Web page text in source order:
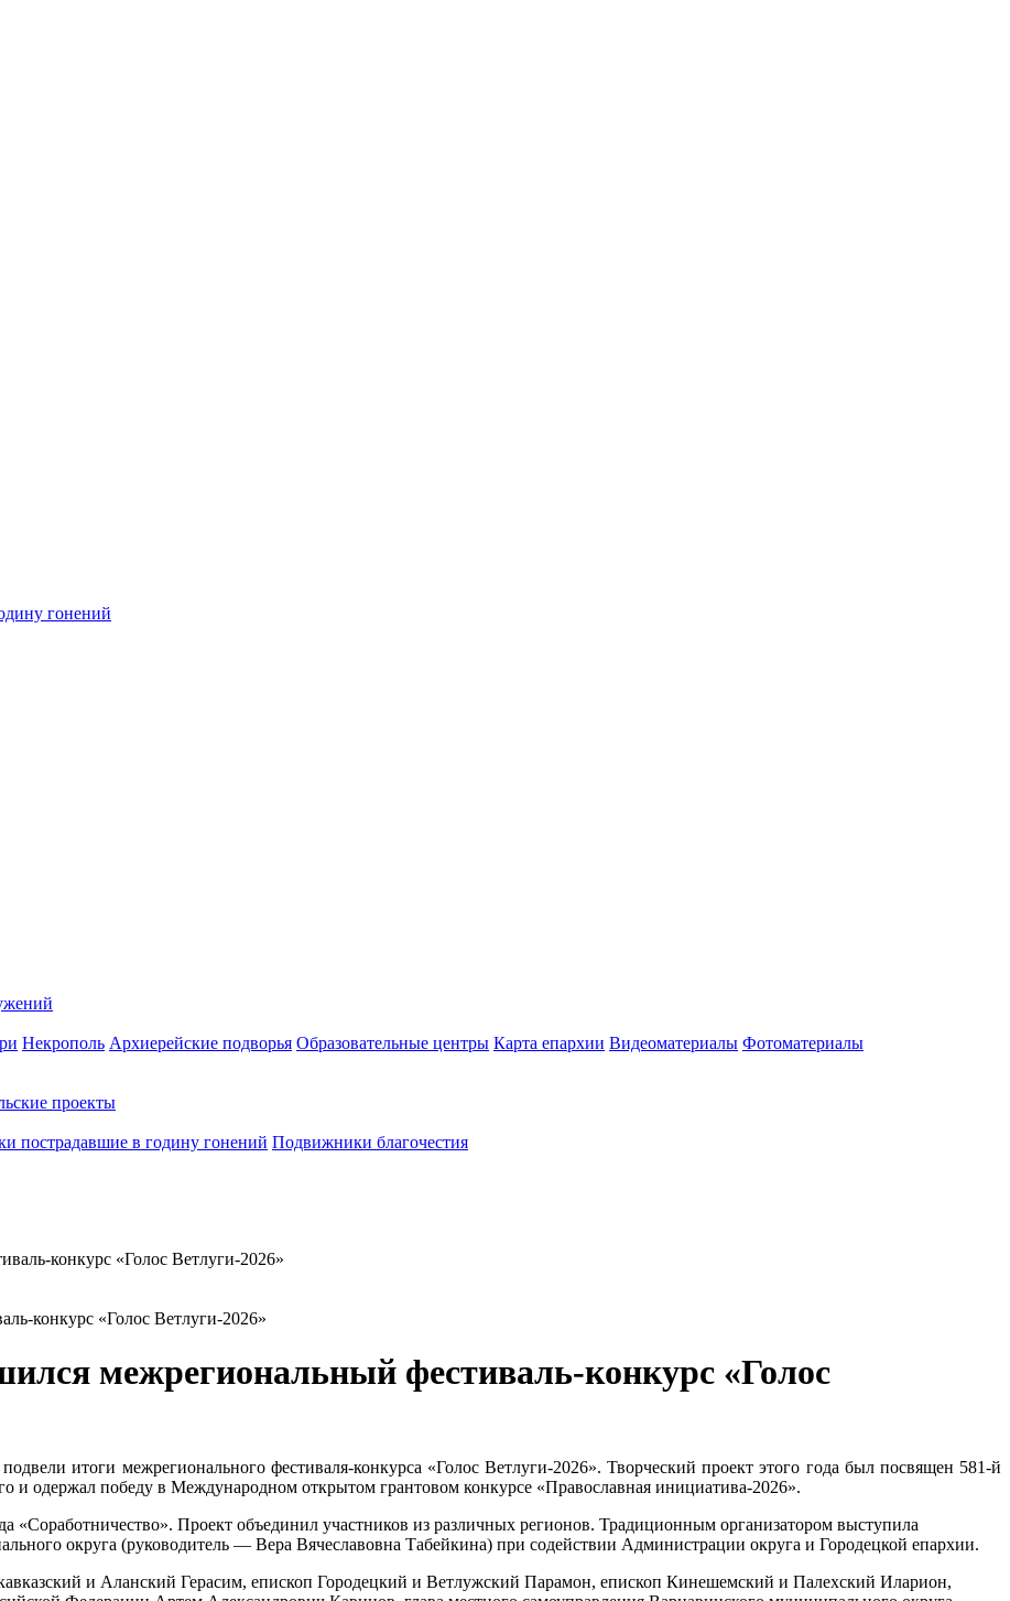
гонений
Некрополь Архиерейские подворья Образовательные центры Карта епархии Видеоматериалы Фотоматериалы
проекты
пострадавшие в годину гонений Подвижники благочестия
«Голос Ветлуги‑2026»
межрегиональный фестиваль‑конкурс «Голос
итоги межрегионального фестиваля‑конкурса «Голос Ветлуги‑2026». Творческий проект этого года был посвящен 581‑й
и одержал победу в Международном открытом грантовом конкурсе «Православная инициатива‑2026».
Проект объединил участников из различных регионов. Традиционным организатором выступила
округа (руководитель — Вера Вячеславовна Табейкина) при содействии Администрации округа и Городецкой епархии.
и Аланский Герасим, епископ Городецкий и Ветлужский Парамон, епископ Кинешемский и Палехский Иларион,